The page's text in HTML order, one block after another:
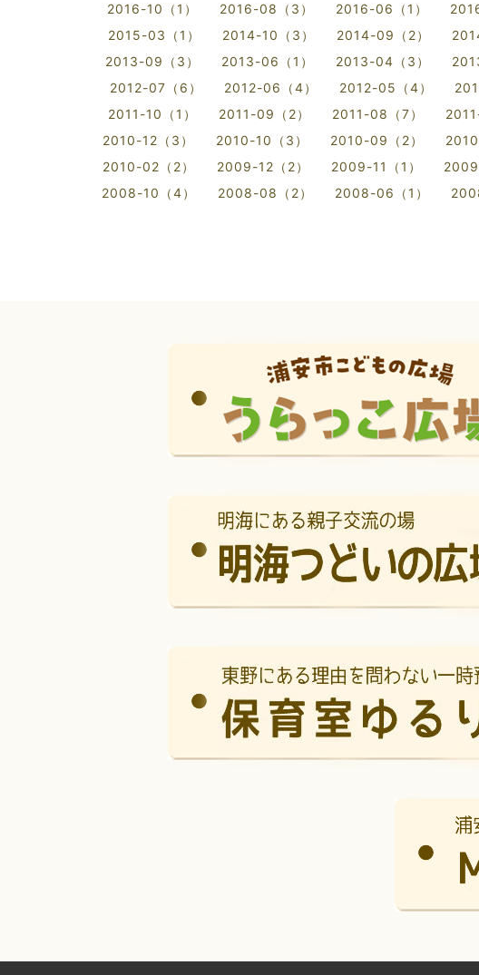
2016-10（1）
2016-08（3） 2016-06（1）
2015-03（1）
2014-10（3） 2014-09（2）
2013-09（3）
2013-06（1） 2013-04（3）
2012-07（6）
2012-06（4） 2012-05（4）
2011-10（1）
2011-09（2） 2011-08（7）
2010-12（3）
2010-10（3） 2010-09（2）
2010-02（2）
2009-12（2） 2009-11（1）
2008-10（4）
2008-08（2） 2008-06（1）